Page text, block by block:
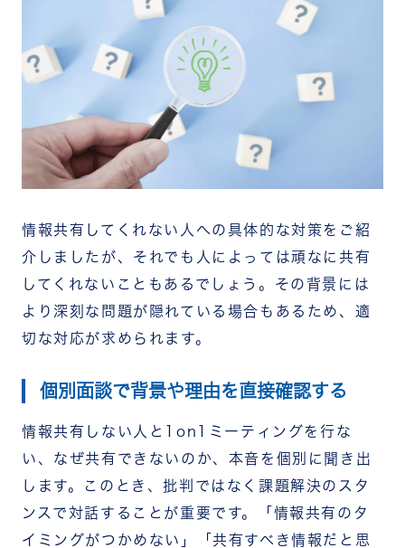
情報共有してくれない人への具体的な対策をご紹
介しましたが、それでも人によっては頑なに共有
してくれないこともあるでしょう。その背景には
より深刻な問題が隠れている場合もあるため、適
切な対応が求められます。
個別面談で背景や理由を直接確認する
情報共有しない人と1on1ミーティングを行な
い、なぜ共有できないのか、本音を個別に聞き出
します。このとき、批判ではなく課題解決のスタ
ンスで対話することが重要です。「情報共有のタ
イミングがつかめない」「共有すべき情報だと思